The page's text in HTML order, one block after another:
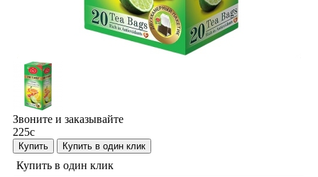
Звоните и заказывайте
225c
Купить Купить в один клик
Купить в один клик